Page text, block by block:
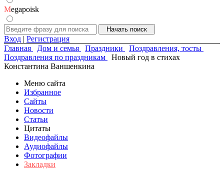
Megapoisk
Вход | Регистрация
Главная
Дом и семья Праздники
Поздравления, тосты
Поздравления по праздникам
Новый год в стихах
Константина Ваншенкина
Меню сайта
Избранное
Сайты
Новости
Статьи
Цитаты
Видеофайлы
Аудиофайлы
Фотографии
Закладки